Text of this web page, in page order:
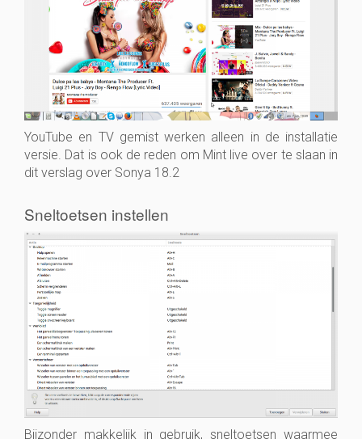
YouTube en TV gemist werken alleen in de installatie
versie. Dat is ook de reden om Mint live over te slaan in
dit verslag over Sonya 18.2
Sneltoetsen instellen
Bijzonder makkelijk in gebruik, sneltoetsen waarmee